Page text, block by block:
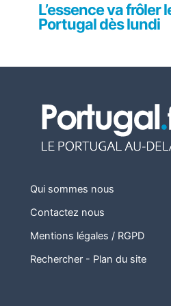
L’essence va frôler
Portugal dès lundi
Qui sommes nous
Contactez nous
Mentions légales / RGPD
Rechercher- Plan du site